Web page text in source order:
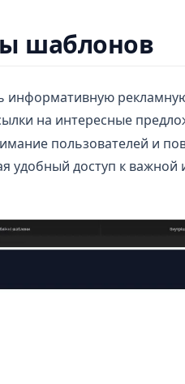
шаблонов
информативную
на интересные
пользователей и
удобный доступ к